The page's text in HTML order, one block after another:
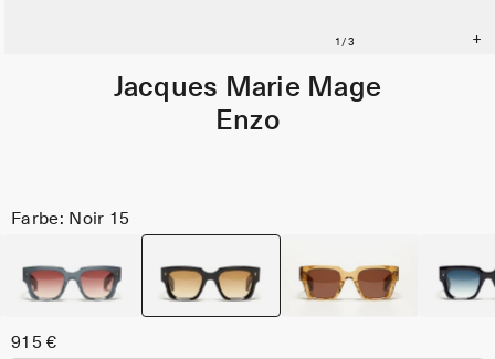
Jacques Marie Mage
Enzo
Farbe: Noir 15
915 €